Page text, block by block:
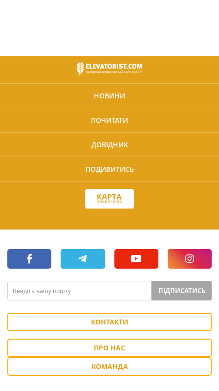
НОВИНИ
ПОЧИТАТИ
ДОВІДНИК
ПОДИВИТИСЬ
ПІДПИСАТИСЬ
КОНТАКТИ
ПРО НАС
КОМАНДА